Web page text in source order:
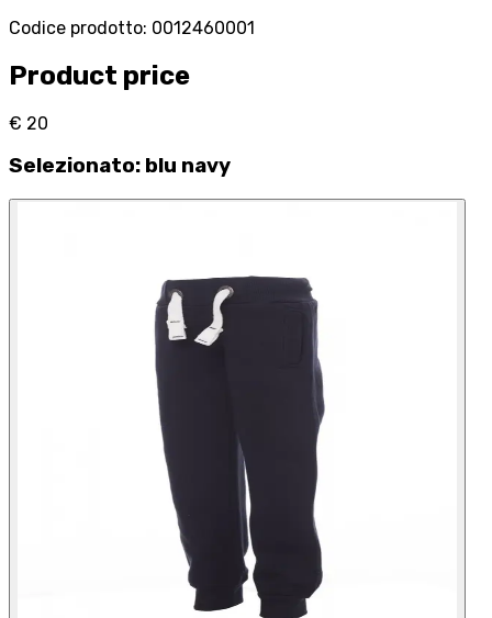
Codice prodotto: 0012460001
Product price
€ 20
Selezionato: blu navy